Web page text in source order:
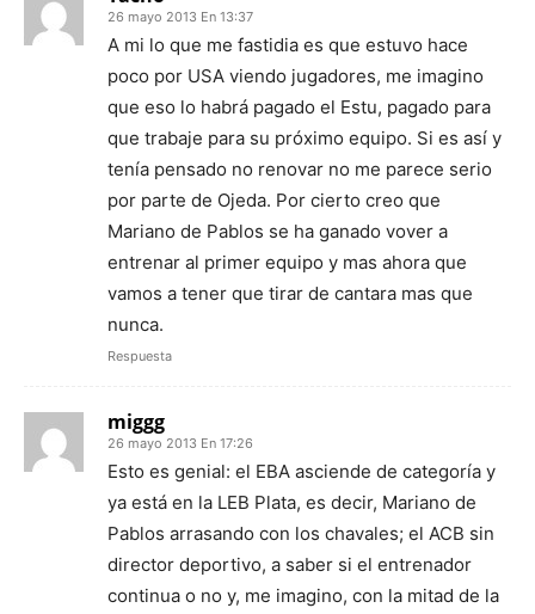
26 mayo 2013 En 13:37
A mi lo que me fastidia es que estuvo hace
poco por USA viendo jugadores, me imagino
que eso lo habrá pagado el Estu, pagado para
que trabaje para su próximo equipo. Si es así y
tenía pensado no renovar no me parece serio
por parte de Ojeda. Por cierto creo que
Mariano de Pablos se ha ganado vover a
entrenar al primer equipo y mas ahora que
vamos a tener que tirar de cantara mas que
nunca.
Respuesta
miggg
26 mayo 2013 En 17:26
Esto es genial: el EBA asciende de categoría y
ya está en la LEB Plata, es decir, Mariano de
Pablos arrasando con los chavales; el ACB sin
director deportivo, a saber si el entrenador
continua o no y, me imagino, con la mitad de la